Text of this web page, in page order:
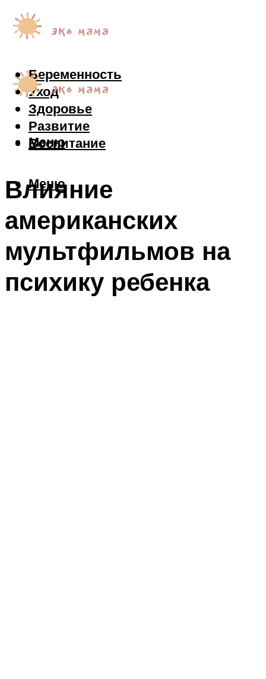
Беременность
Уход
Здоровье
Развитие
Воспитание
Меню
Меню
Влияние
американских
мультфильмов на
психику ребенка